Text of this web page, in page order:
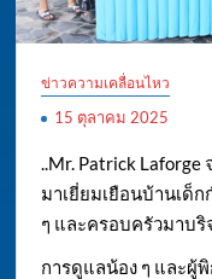
ข่าวความเคลื่อนไหว
15 ตุลาคม 2025
..Mr. Patrick
มาเยี่ยมเยือนบ้านเด็
ๆ และครอบครัวมาบ
การดูแลน้อง ๆ และผู้